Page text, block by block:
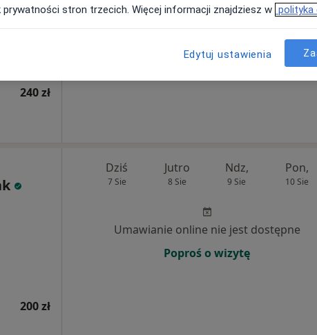
240 zł
Umawianie online nie jest dostępne
200 zł
Dziś
7 Sie
Jutro
8 Sie
Ndz,
9 Sie
Pon,
10 Sie
Umawianie online nie jest dostępne
Poproś o wizytę
prywatności stron trzecich. Więcej informacji znajdziesz w polityka
Edytuj ustawienia